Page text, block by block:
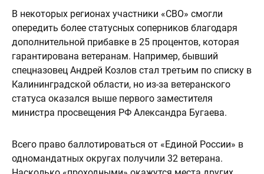
В некоторых регионах участники «СВО» смогли
опередить более статусных соперников благодаря
дополнительной прибавке в 25 процентов, которая
гарантирована ветеранам. Например, бывший
спецназовец Андрей Козлов стал третьим по списку в
Калининградской области, но из-за ветеранского
статуса оказался выше первого заместителя
министра просвещения РФ Александра Бугаева.
Всего право баллотироваться от «Единой России» в
одномандатных округах получили 32 ветерана.